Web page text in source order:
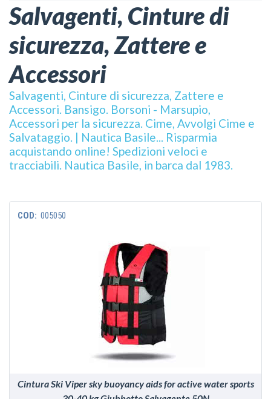
Salvagenti, Cinture di
sicurezza, Zattere e
Accessori
Salvagenti, Cinture di sicurezza, Zattere e
Accessori. Bansigo. Borsoni - Marsupio,
Accessori per la sicurezza. Cime, Avvolgi Cime e
Salvataggio. | Nautica Basile... Risparmia
acquistando online! Spedizioni veloci e
tracciabili. Nautica Basile, in barca dal 1983.
COD: 005050
VEDI
Cintura Ski Viper sky buoyancy aids for active water sports